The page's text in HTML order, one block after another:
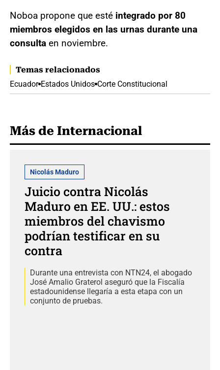
Noboa propone que esté integrado por 80
miembros elegidos en las urnas durante una
consulta en noviembre.
Temas relacionados
Ecuador Estados Unidos Corte Constitucional
Más de Internacional
Nicolás Maduro
Juicio contra Nicolás
Maduro en EE. UU.: estos
miembros del chavismo
podrían testificar en su
contra
Durante una entrevista con NTN24, el abogado
José Amalio Graterol aseguró que la Fiscalía
estadounidense llegaría a esta etapa con un
conjunto de pruebas.